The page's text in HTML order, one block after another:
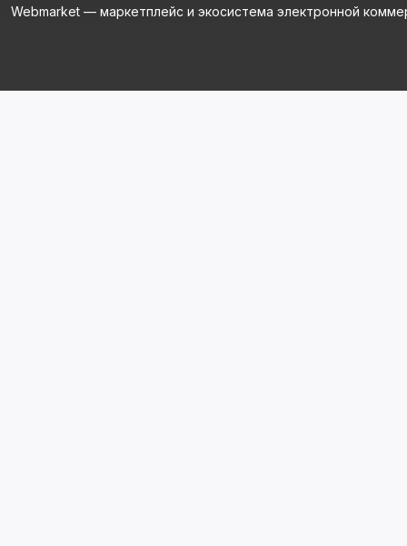
Webmarket — маркетплейс и экосистема электронной